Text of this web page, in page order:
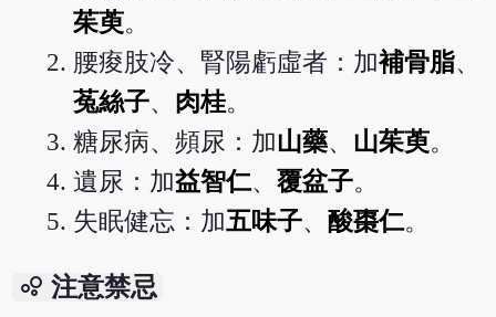
茱萸。
腰痠肢冷、腎陽虧虛者：加補骨脂、
菟絲子、 肉桂。
糖尿病、頻尿：加山藥、 山茱萸。
遺尿：加益智仁、覆盆子。
失眠健忘：加五味子、酸棗仁。
bubble_chart 注意禁忌